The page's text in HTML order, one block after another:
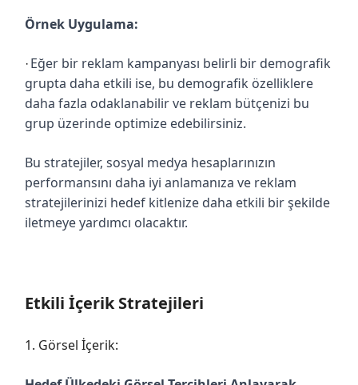
Örnek Uygulama:
· Eğer bir reklam kampanyası belirli bir demografik
grupta daha etkili ise, bu demografik özelliklere
daha fazla odaklanabilir ve reklam bütçenizi bu
grup üzerinde optimize edebilirsiniz.
Bu stratejiler, sosyal medya hesaplarınızın
performansını daha iyi anlamanıza ve reklam
stratejilerinizi hedef kitlenize daha etkili bir şekilde
iletmeye yardımcı olacaktır.
Etkili İçerik Stratejileri
1. Görsel İçerik: